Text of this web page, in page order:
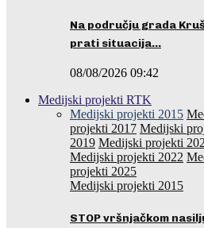
Na području grada
prati situacija…
08/08/2026 09:42
Medijski projekti RTK
Medijski projekti 2015
projekti 2017 Medijski
2019 Medijski projekti
Medijski projekti 2022
projekti 2025
Medijski projekti 2015
STOP vršnjačkom